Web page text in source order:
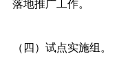
（四）试点实施组。